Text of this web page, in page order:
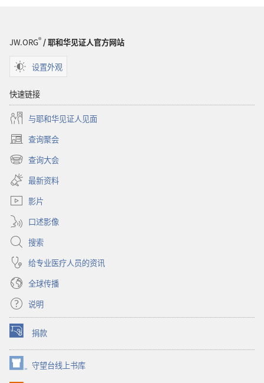
JW.ORG®/ 耶和华见证人官方网站
设置外观
快速链接
与耶和华见证人见面
查询聚会
（打
开
新
窗
口）
查询大会
（打
开
新
窗
最新资料
影片
口述影像
搜索
给专业医疗人员的资讯
全球传播
说明
捐款
（打
开
新
窗
守望台线上书库
（打